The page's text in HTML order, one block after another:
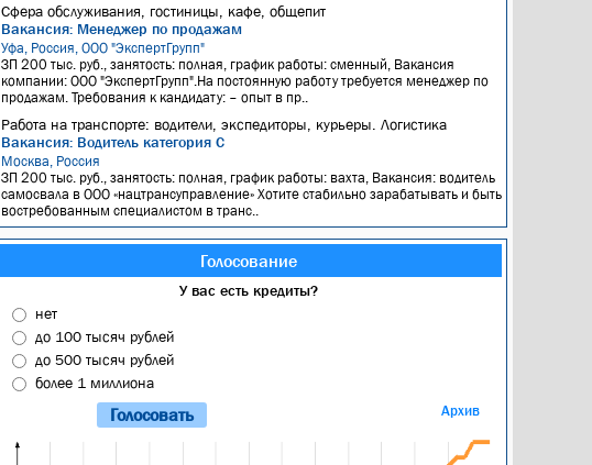
Сфера обслуживания, гостиницы, кафе, общепит
Вакансия: Менеджер по продажам
Уфа, Россия, ООО "ЭкспертГрупп"
ЗП 200 тыс. руб., занятость: полная, график работы: сменный, Вакансия
компании: ООО "ЭкспертГрупп".На постоянную работу требуется менеджер по
продажам. Требования к кандидату: – опыт в пр..
Работа на транспорте: водители, экспедиторы, курьеры. Логистика
Вакансия: Водитель категория С
Москва, Россия
ЗП 200 тыс. руб., занятость: полная, график работы: вахта, Вакансия: водитель
самосвала в ООО «нацтрансуправление» Хотите стабильно зарабатывать и быть
востребованным специалистом в транс..
Голосование
У вас есть кредиты?
нет
до 100 тысяч рублей
до 500 тысяч рублей
более 1 миллиона
Архив